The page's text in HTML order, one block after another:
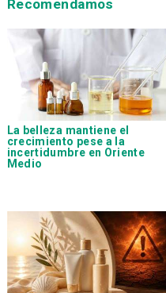
Recomendamos
La belleza mantiene el
crecimiento pese a la
incertidumbre en Oriente
Medio